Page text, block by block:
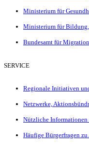
Ministerium für
Ministerium für Bildung,
Bundesamt für
SERVICE
Regionale Initiativen
Netzwerke,
Nützliche
Häufige Bürgerfragen